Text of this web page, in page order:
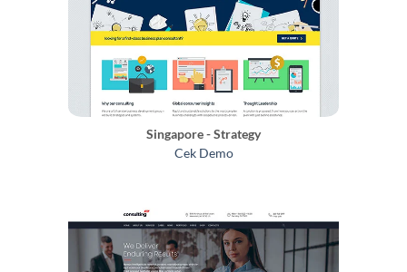
Singapore - Strategy
Cek Demo